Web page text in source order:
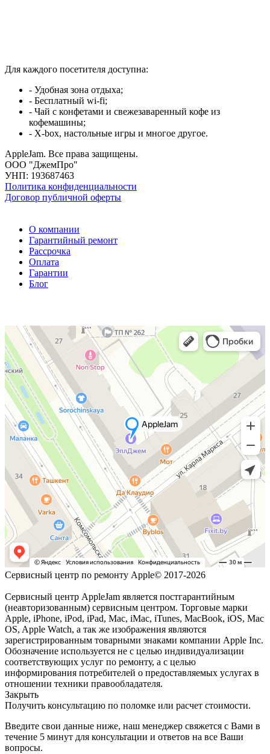
Для каждого посетителя доступна:
- Удобная зона отдыха;
- Бесплатный wi-fi;
- Чай с конфетами и свежезаваренный кофе из
кофемашины;
- X-box, настольные игры и многое другое.
AppleJam. Все права защищены.
ООО "ДжемПро"
УНП: 193687463
Политика конфиденциальности
Договор публичной оферты
О компании
Гарантийный ремонт
Рассрочка
Оплата
Гарантии
Блог
Сервисный центр по ремонту Apple© 2017-2026
Сервисный центр AppleJam является постгарантийным
(неавторизованным) сервисным центром. Торговые марки
Apple, iPhone, iPod, iPad, Mac, iMac, iTunes, MacBook, iOS, Mac
OS, Apple Watch, а так же изображения являются
зарегистрированным товарными знаками компании Apple Inc.
Обозначение используется не с целью индивидуализации
соответствующих услуг по ремонту, а с целью
информирования потребителей о предоставляемых услугах в
отношении техники правообладателя.
Закрыть
Получить консультацию по поломке или расчет стоимости.
Введите свои данные ниже, наш менеджер свяжется с Вами в
течение 5 минут для консультации и ответов на все Ваши
вопросы.